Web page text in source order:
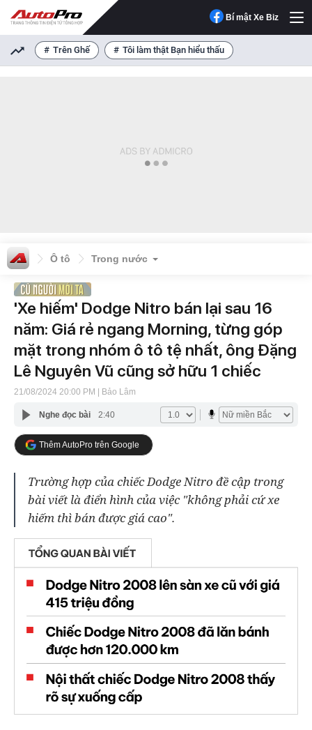
Bí mật Xe Biz
Trên Ghế Tôi làm thật Bạn hiểu thấu
Ô tô Trong nước
'Xe hiếm' Dodge Nitro bán lại sau 16
năm: Giá rẻ ngang Morning, từng góp
mặt trong nhóm ô tô tệ nhất, ông Đặng
Lê Nguyên Vũ cũng sở hữu 1 chiếc
21/08/2024 20:00 PM | Bảo Lâm
Nghe đọc bài 2:40
Thêm AutoPro trên Google
Trường hợp của chiếc Dodge Nitro đề cập trong
bài viết là điển hình của việc "không phải cứ xe
hiếm thì bán được giá cao".